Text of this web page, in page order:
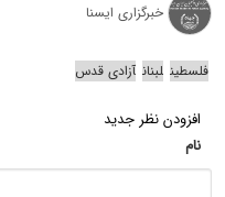
خبرگزاری ایسنا
فلسطین لبنان آزادی قدس
افزودن نظر جدید
نام